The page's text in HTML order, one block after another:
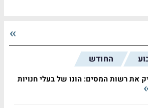
החודש
את רשות המסים: הונו של בעלי חנויות